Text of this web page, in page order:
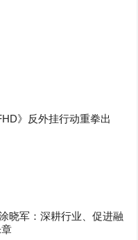
》反外挂行动重拳出
晓军：深耕行业、促进融